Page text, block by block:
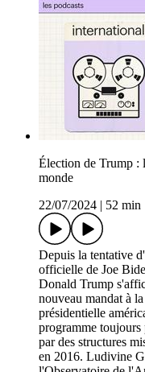
Élection de Trump :
monde
22/07/2024
52 min
Depuis la tentative
officielle de Joe
Donald Trump
nouveau mandat à
présidentielle
programme toujours
par des structures
en 2016. Ludivine